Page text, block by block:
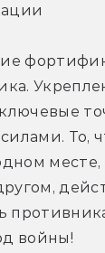
То,
месте,
войны!